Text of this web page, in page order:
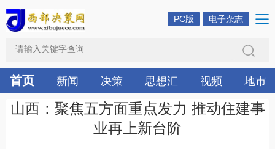
PC版 电子杂志
首页 新闻 决策 思想汇 视频 地市
山西：聚焦五方面重点发力 推动住建事
业再上新台阶